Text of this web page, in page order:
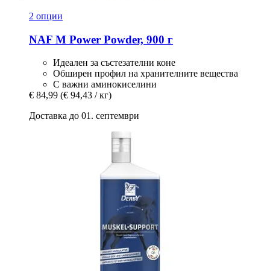
2 опции
NAF M Power Powder, 900 г
Идеален за състезателни коне
Обширен профил на хранителните вещества
С важни аминокиселини
€ 84,99 (€ 94,43 / кг)
Доставка до 01. септември